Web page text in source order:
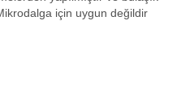
için uygun değildir